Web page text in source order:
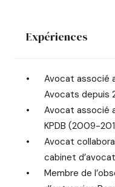
Expériences
Avocat associé
Avocats depuis
Avocat associé
KPDB (2009-
Avocat
cabinet
Membre de